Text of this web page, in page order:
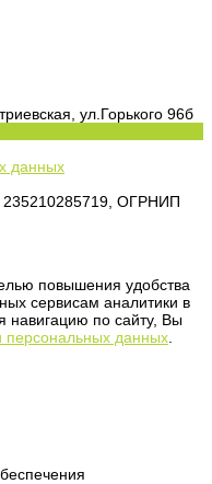
ул.Горького 96б
данных
ОГРНИП
повышения удобства
сервисам аналитики в
навигацию по сайту, Вы
персональных данных.